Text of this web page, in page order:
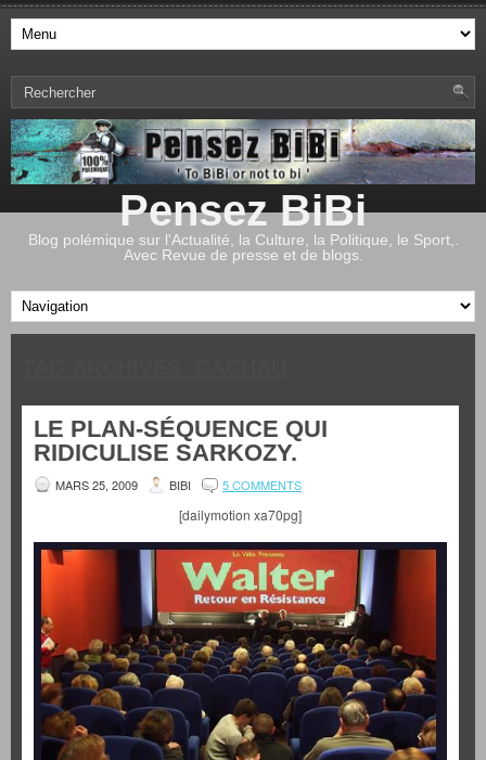
Pensez BiBi
Blog polémique sur l'Actualité, la Culture, la Politique, le Sport,.
Avec Revue de presse et de blogs.
LE PLAN-SÉQUENCE QUI
RIDICULISE SARKOZY.
MARS 25, 2009 BIBI 5 COMMENTS
[dailymotion xa70pg]